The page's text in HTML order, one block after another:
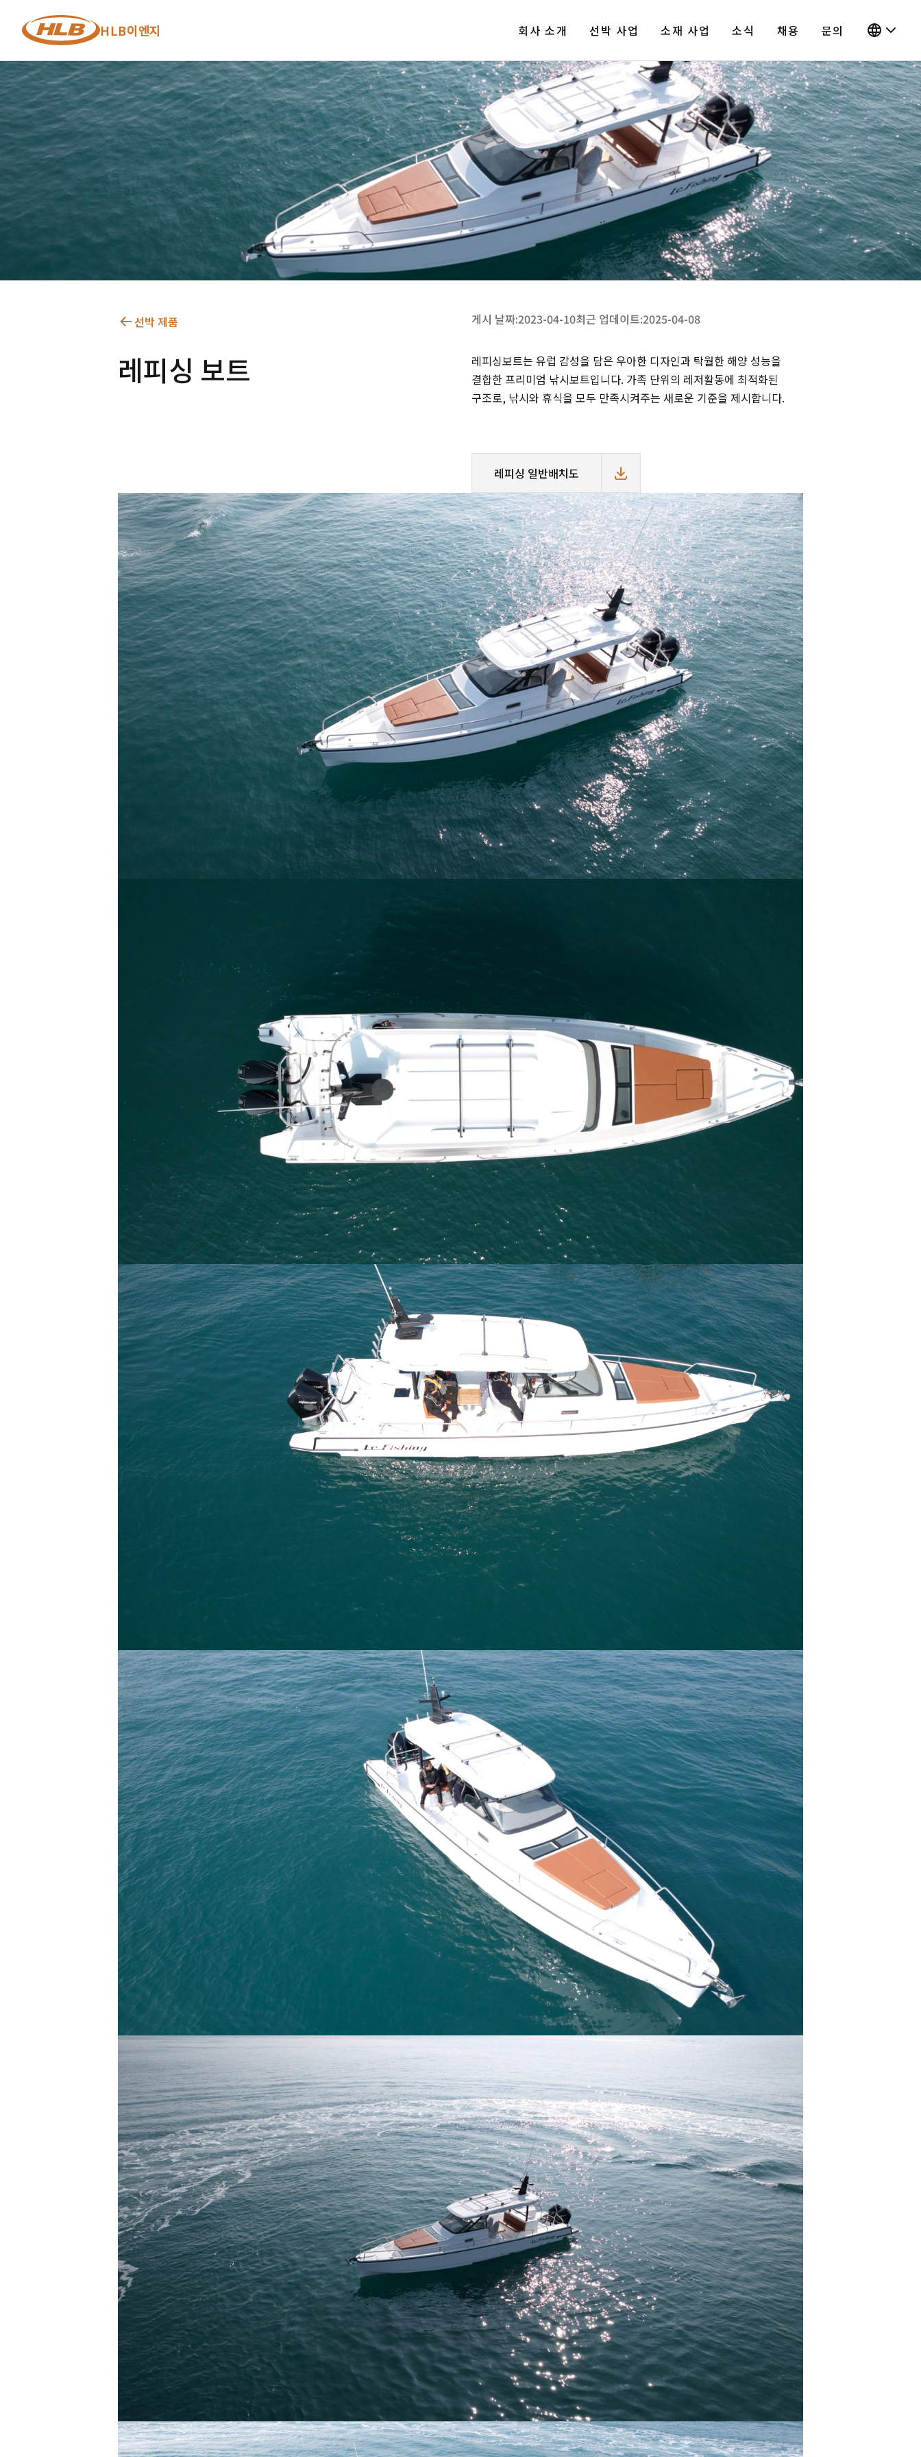
HLB이엔지 회사 소개 선박 사업 소재 사업 소식 채용 문의
선박 제품 게시 날짜:2023-04-10최근 업데이트:2025-04-08
레피싱 보트
레피싱보트는 유럽 감성을 담은 우아한 디자인과 탁월한 해양 성능을
결합한 프리미엄 낚시보트입니다. 가족 단위의 레저활동에 최적화된
구조로, 낚시와 휴식을 모두 만족시켜주는 새로운 기준을 제시합니다.
레피싱 일반배치도